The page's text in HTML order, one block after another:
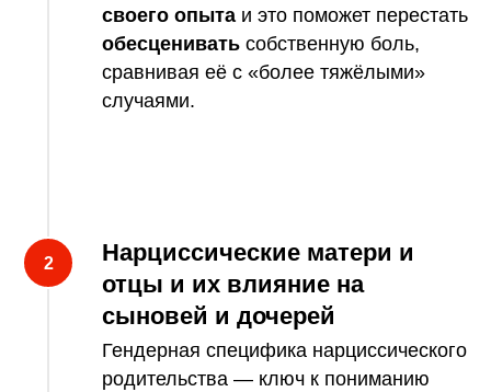
своего опыта и это поможет перестать
обесценивать собственную боль,
сравнивая её с «более тяжёлыми»
случаями.
Нарциссические матери и
отцы и их влияние на
сыновей и дочерей
Гендерная специфика нарциссического
родительства — ключ к пониманию